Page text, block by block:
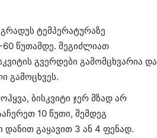
ტემპერატურაზე
წუთამდე. შეგიძლიათ
გვერდები გამომცხვარია და
გამოცხვეს.
ბისკვიტი ჯერ მზად არ
10 წუთი, შემდეგ
გაყავით 3 ან 4 ფენად.